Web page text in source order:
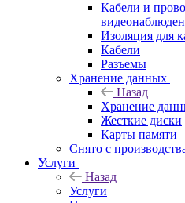
Кабели и
Изоляция для
Кабели
Разъемы
Хранение данных
Назад
Хранение
Жесткие диски
Карты памяти
Снято с
Услуги
Назад
Услуги